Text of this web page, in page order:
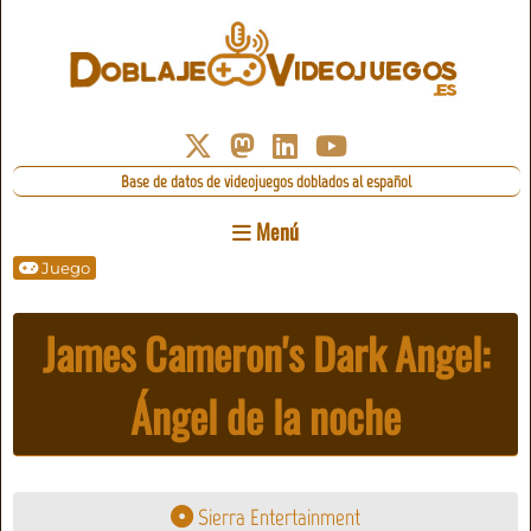
Base de datos de videojuegos doblados al español
Menú
Juego
James Cameron's Dark Angel:
Ángel de la noche
Sierra Entertainment